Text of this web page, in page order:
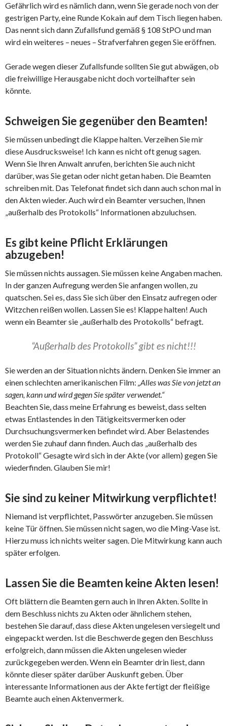
Gefährlich wird es nämlich dann, wenn Sie gerade noch von der
gestrigen Party, eine Runde Kokain auf dem Tisch liegen haben.
Das nennt sich dann Zufallsfund gemäß § 108 StPO und man
wird ein weiteres – neues – Strafverfahren gegen Sie eröffnen.
Gerade wegen dieser Zufallsfunde sollten Sie gut abwägen, ob
die freiwillige Herausgabe nicht doch vorteilhafter sein
könnte.
Schweigen Sie gegenüber den Beamten!
Sie müssen unbedingt die Klappe halten. Verzeihen Sie mir
diese Ausdrucksweise! Ich kann es nicht oft genug sagen.
Wenn Sie Ihren Anwalt anrufen, berichten Sie auch nicht
darüber, was Sie getan oder nicht getan haben. Die Beamten
schreiben mit. Das Telefonat findet sich dann auch schon mal in
den Akten wieder. Auch wird ein Beamter versuchen, Ihnen
„außerhalb des Protokolls“ Informationen abzuluchsen.
Es gibt keine Pflicht Erklärungen
abzugeben!
Sie müssen nichts aussagen. Sie müssen keine Angaben machen.
In der ganzen Aufregung werden Sie anfangen wollen, zu
quatschen. Sei es, dass Sie sich über den Einsatz aufregen oder
Witzchen reißen wollen. Lassen Sie es! Klappe halten! Auch
wenn ein Beamter sie „außerhalb des Protokolls“ befragt.
“Außerhalb des Protokolls” gibt es nicht!!!
Sie werden an der Situation nichts ändern. Denken Sie immer an
einen schlechten amerikanischen Film: „Alles was Sie von jetzt an
sagen, kann und wird gegen Sie später verwendet.“
Beachten Sie, dass meine Erfahrung es beweist, dass selten
etwas Entlastendes in den Tätigkeitsvermerken oder
Durchsuchungsvermerken befindet wird. Aber Belastendes
werden Sie zuhauf dann finden. Auch das „außerhalb des
Protokoll“ Gesagte wird sich in der Akte (vor allem) gegen Sie
wiederfinden. Glauben Sie mir!
Sie sind zu keiner Mitwirkung verpflichtet!
Niemand ist verpflichtet, Passwörter anzugeben. Sie müssen
keine Tür öffnen. Sie müssen nicht sagen, wo die Ming-Vase ist.
Hierzu muss ich nichts weiter sagen. Die Mitwirkung kann auch
später erfolgen.
Lassen Sie die Beamten keine Akten lesen!
Oft blättern die Beamten gern auch in Ihren Akten. Sollte in
dem Beschluss nichts zu Akten oder ähnlichem stehen,
bestehen Sie darauf, dass diese Akten ungelesen versiegelt und
eingepackt werden. Ist die Beschwerde gegen den Beschluss
erfolgreich, dann müssen die Akten ungelesen wieder
zurückgegeben werden. Wenn ein Beamter drin liest, dann
könnte dieser später darüber Auskunft geben. Über
interessante Informationen aus der Akte fertigt der fleißige
Beamte auch einen Aktenvermerk.